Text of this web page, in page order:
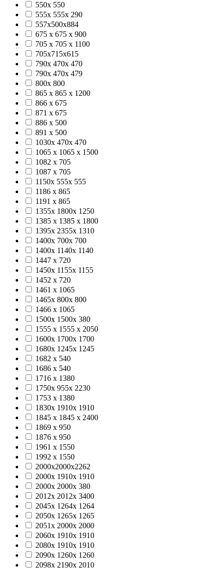
550х 550
555х 555х 290
557х500х884
675 х 675 х 900
705 х 705 х 1100
705х715х615
790х 470х 470
790х 470х 479
800х 800
865 х 865 х 1200
866 х 675
871 х 675
886 х 500
891 х 500
1030х 470х 470
1065 x 1065 x 1500
1082 х 705
1087 х 705
1150х 555х 555
1186 х 865
1191 х 865
1355х 1800х 1250
1385 х 1385 х 1800
1395х 2355х 1310
1400х 700х 700
1400х 1140х 1140
1447 х 720
1450х 1155х 1155
1452 х 720
1461 х 1065
1465х 800х 800
1466 х 1065
1500х 1500х 380
1555 х 1555 х 2050
1600х 1700х 1700
1680х 1245х 1245
1682 х 540
1686 х 540
1716 х 1380
1750х 955х 2230
1753 х 1380
1830х 1910х 1910
1845 х 1845 х 2400
1869 х 950
1876 х 950
1961 х 1550
1992 х 1550
2000x2000x2262
2000х 1910х 1910
2000х 2000х 380
2012х 2012х 3400
2045х 1264х 1264
2050х 1265х 1265
2051х 2000х 2000
2060х 1910х 1910
2080х 1910х 1910
2090х 1260х 1260
2098х 2190х 2010